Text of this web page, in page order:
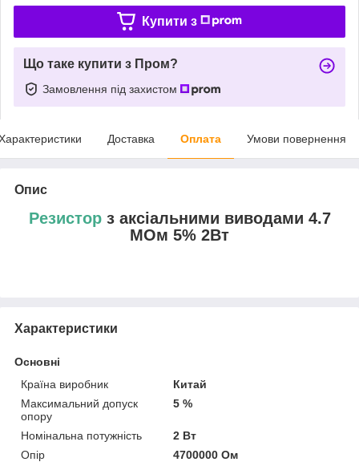
Купити з
Що таке купити з Пром?
Замовлення під захистом
Доставка Оплата Умови повернення
Опис
Резисторз аксіальними виводами 4.7
МОм 5% 2Вт
Характеристики
Основні
Країна виробник
Китай
Максимальний допуск
опору
5 %
Номінальна потужність
2 Вт
Опір
4700000 Ом